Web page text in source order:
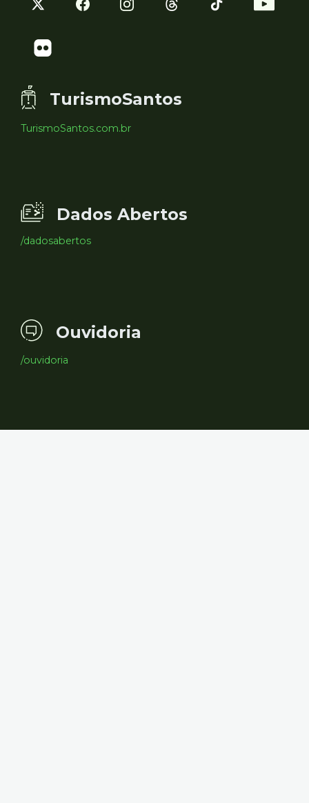
TurismoSantos
TurismoSantos.com.br
Dados Abertos
/dadosabertos
Ouvidoria
/ouvidoria